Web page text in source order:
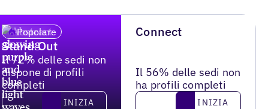
Popolare
Stand Out
Il 72% delle sedi non
dispone di profili
completi
Inizia
INIZIA
Connect
Il 56% delle sedi non
ha profili completi
Inizia
INIZIA